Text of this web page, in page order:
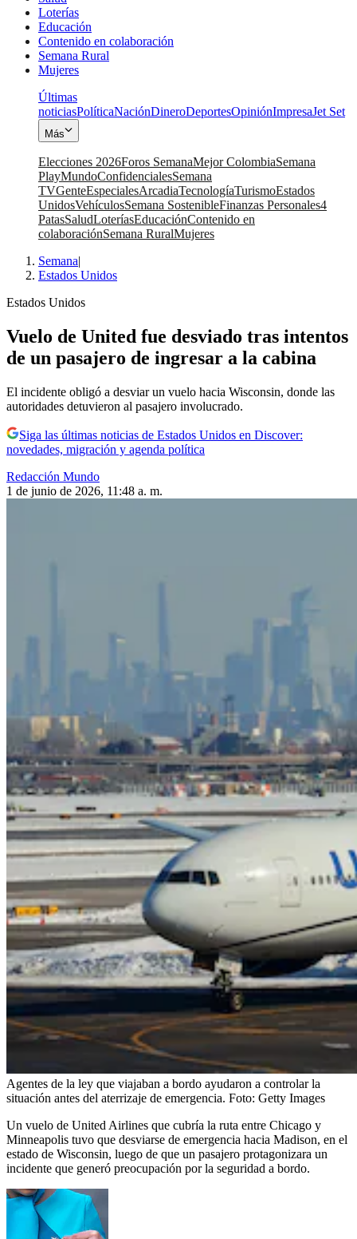
Loterías
Educación
Contenido en colaboración
Semana Rural
Mujeres
Últimas
noticiasPolíticaNaciónDineroDeportesOpiniónImpresaJet Set
Más
Elecciones 2026Foros SemanaMejor ColombiaSemana
PlayMundoConfidencialesSemana
TVGenteEspecialesArcadiaTecnologíaTurismoEstados
UnidosVehículosSemana SostenibleFinanzas Personales4
PatasSaludLoteríasEducaciónContenido en
colaboraciónSemana RuralMujeres
Semana|
Estados Unidos
Estados Unidos
Vuelo de United fue desviado tras intentos
de un pasajero de ingresar a la cabina
El incidente obligó a desviar un vuelo hacia Wisconsin, donde las
autoridades detuvieron al pasajero involucrado.
Siga las últimas noticias de Estados Unidos en Discover:
novedades, migración y agenda política
Redacción Mundo
1 de junio de 2026, 11:48 a. m.
Agentes de la ley que viajaban a bordo ayudaron a controlar la
situación antes del aterrizaje de emergencia. Foto: Getty Images
Un vuelo de United Airlines que cubría la ruta entre Chicago y
Minneapolis tuvo que desviarse de emergencia hacia Madison, en el
estado de Wisconsin, luego de que un pasajero protagonizara un
incidente que generó preocupación por la seguridad a bordo.